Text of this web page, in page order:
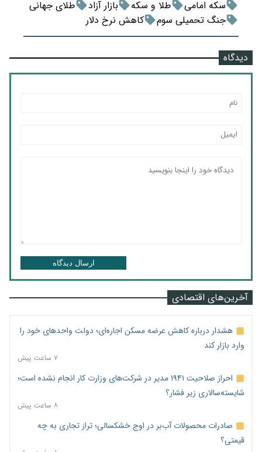
سکه امامی طلا و سکه بازار آزاد
طلای جهانی
جنگ تحمیلی سوم
کاهش نرخ دلار
دیدگاه
ارسال دیدگاه
آخرین‌های اقتصادی
هشدار درباره کاهش عرضه مسکن اجاره‌ای؛ دولت واحدهای خود را
وارد بازار کند
۷ ساعت پیش
احراز صلاحیت ۱۹۴۱ مدیر در شرکت‌های وزارت کار انجام نشده است؛
شایسته‌سالاری زیر فشار؟
۸ ساعت پیش
صادرات محصولات آب‌بر در اوج خشکسالی؛ تراز تجاری به چه
قیمتی؟